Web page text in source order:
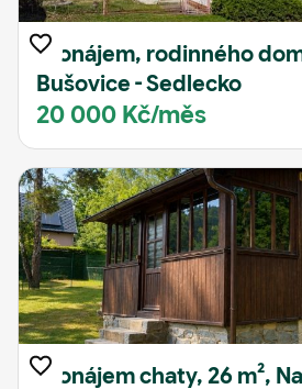
Pronájem, rodinného
Bušovice - Sedlecko
20 000 Kč/měs
Pronájem chaty, 26 m²,